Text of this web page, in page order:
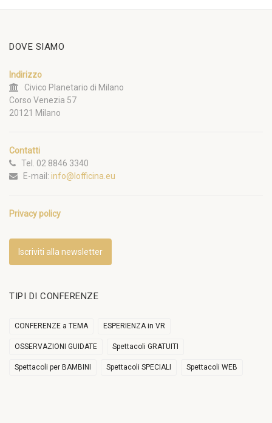
DOVE SIAMO
Indirizzo
Civico Planetario di Milano
Corso Venezia 57
20121 Milano
Contatti
Tel. 02 8846 3340
E-mail: info@lofficina.eu
Privacy policy
Iscriviti alla newsletter
TIPI DI CONFERENZE
CONFERENZE a TEMA ESPERIENZA in VR
OSSERVAZIONI GUIDATE Spettacoli GRATUITI
Spettacoli per BAMBINI Spettacoli SPECIALI Spettacoli WEB